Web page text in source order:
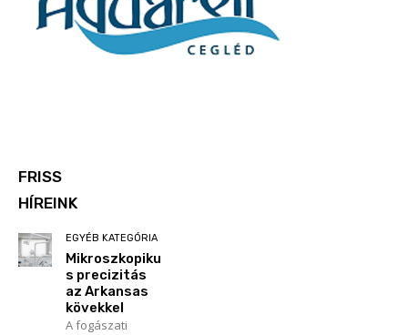
FRISS
HÍREINK
EGYÉB KATEGÓRIA
Mikroszkopiku
s precizitás
az Arkansas
kövekkel
A fogászati